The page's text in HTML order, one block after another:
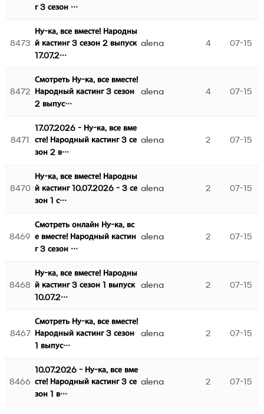
г 3 сезон …
8473
Ну-ка, все вместе! Народны
й кастинг 3 сезон 2 выпуск
17.07.2…
alena 4 07-15
8472
Смотреть Ну-ка, все вместе!
Народный кастинг 3 сезон
2 выпус…
alena 4 07-15
8471
17.07.2026 - Ну-ка, все вме
сте! Народный кастинг 3 се
зон 2 в…
alena 2 07-15
8470
Ну-ка, все вместе! Народны
й кастинг 10.07.2026 - 3 се
зон 1 с…
alena 2 07-15
8469
Смотреть онлайн Ну-ка, вс
е вместе! Народный кастин
г 3 сезон …
alena 2 07-15
8468
Ну-ка, все вместе! Народны
й кастинг 3 сезон 1 выпуск
10.07.2…
alena 2 07-15
8467
Смотреть Ну-ка, все вместе!
Народный кастинг 3 сезон
1 выпус…
alena 2 07-15
8466
10.07.2026 - Ну-ка, все вме
сте! Народный кастинг 3 се
зон 1 в…
alena 2 07-15